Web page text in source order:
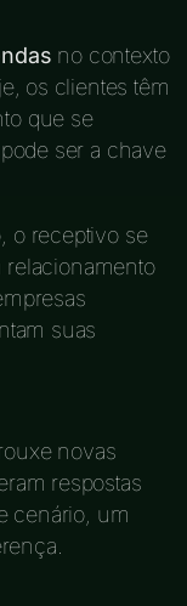
no contexto
os clientes têm
que se
ser a chave
o receptivo se
relacionamento
suas
novas
respostas
cenário, um